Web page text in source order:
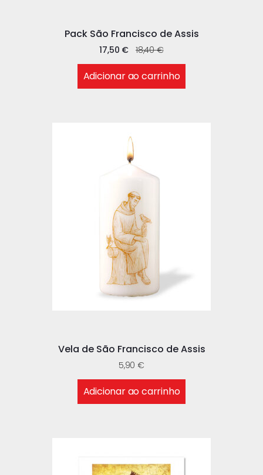
Pack São Francisco de Assis
18,40€
17,50 €
Adicionar ao carrinho
Vela de São Francisco de Assis
5,90€
Adicionar ao carrinho